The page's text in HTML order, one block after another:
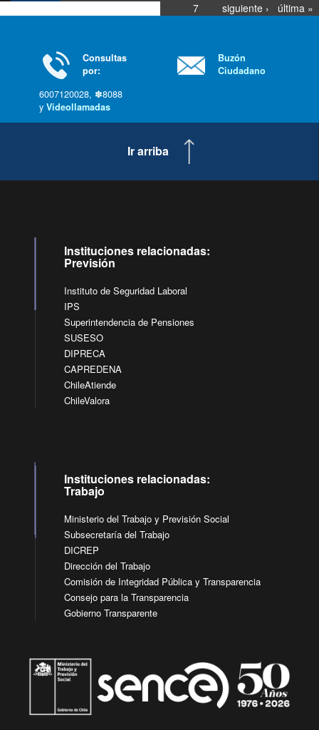
7
siguiente › última »
Consultas
por:
6007120028, ✽8088
y Videollamadas
Buzón
Ciudadano
Ir arriba
Instituciones relacionadas:
Previsión
Instituto de Seguridad Laboral
IPS
Superintendencia de Pensiones
SUSESO
DIPRECA
CAPREDENA
ChileAtiende
ChileValora
Instituciones relacionadas:
Trabajo
Ministerio del Trabajo y Previsión Social
Subsecretaría del Trabajo
DICREP
Dirección del Trabajo
Comisión de Integridad Pública y Transparencia
Consejo para la Transparencia
Gobierno Transparente